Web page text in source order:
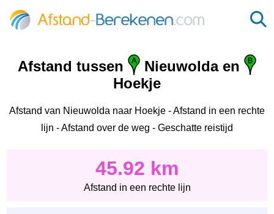
Afstand tussen
Nieuwolda en
Hoekje
Afstand van Nieuwolda naar Hoekje - Afstand in een rechte
lijn - Afstand over de weg - Geschatte reistijd
45.92 km
Afstand in een rechte lijn